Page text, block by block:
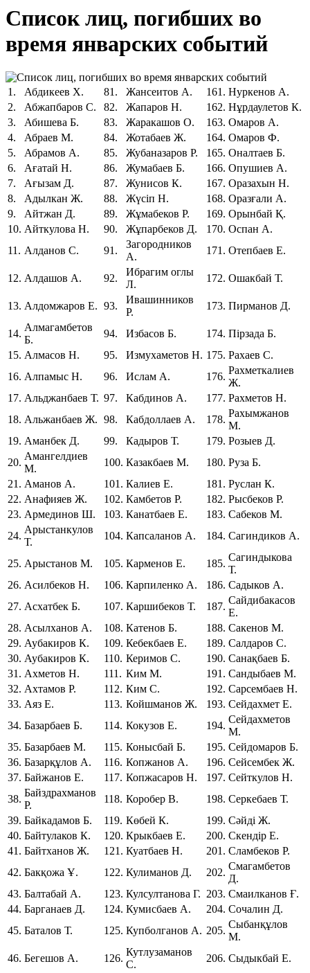
Список лиц, погибших во
время январских событий
1. Абдикеев Х. 81. Жансеитов А. 161. Нуркенов А.
2.
Абжапбаров С. 82. Жапаров Н. 162. Нұрдаулетов К.
3.
Абишева Б. 83. Жаракашов О. 163. Омаров А.
4.
Абраев М. 84. Жотабаев Ж. 164. Омаров Ф.
5.
Абрамов А. 85. Жубаназаров Р. 165. Оналтаев Б.
6.
Ағатай Н. 86. Жумабаев Б. 166. Опушиев А.
7.
Ағызам Д. 87. Жунисов К. 167. Оразахын Н.
8.
Адылкан Ж. 88. Жүсіп Н. 168. Оразғали А.
9.
Айтжан Д. 89. Жұмабеков Р. 169. Орынбай Қ.
10. Айткулова Н. 90. Жұпарбеков Д. 170. Оспан А.
11. Алданов С. 91.
Загородников
А.
171. Отепбаев Е.
12. Алдашов А. 92.
Ибрагим оглы
Л.
172. Ошакбай Т.
13. Алдомжаров Е. 93.
Ивашинников
Р.
173. Пирманов Д.
14.
Алмагамбетов
Б.
94. Избасов Б. 174. Пірзада Б.
15. Алмасов Н. 95. Измухаметов Н. 175. Рахаев С.
16. Алпамыс Н. 96. Ислам А. 176.
Рахметкалиев
Ж.
17. Альджанбаев Т. 97. Кабдинов А. 177. Рахметов Н.
18. Альжанбаев Ж. 98. Кабдоллаев А. 178.
Рахымжанов
М.
19. Аманбек Д. 99. Кадыров Т. 179. Розыев Д.
20.
Амангелдиев
М.
100. Казакбаев М. 180. Руза Б.
21. Аманов А. 101. Калиев Е. 181. Руслан К.
22. Анафияев Ж. 102. Камбетов Р. 182. Рысбеков Р.
23. Армединов Ш. 103. Канатбаев Е. 183. Сабеков М.
24.
Арыстанкулов
Т.
104. Капсаланов А. 184. Сагиндиков А.
25. Арыстанов М. 105. Карменов Е. 185.
Сагиндыкова
Т.
26. Асилбеков Н. 106. Карпиленко А. 186. Садыков А.
27. Асхатбек Б. 107. Каршибеков Т. 187.
Сайдибакасов
Е.
28. Асылханов А. 108. Катенов Б. 188. Сакенов М.
29. Аубакиров К. 109. Кебекбаев Е. 189. Салдаров С.
30. Аубакиров К. 110. Керимов С. 190. Санақбаев Б.
31. Ахметов Н. 111. Ким М. 191. Сандыбаев М.
32. Ахтамов Р. 112. Ким С. 192. Сарсембаев Н.
33. Аяз Е. 113. Койшманов Ж. 193. Сейдахмет Е.
34. Базарбаев Б. 114. Кокузов Е. 194.
Сейдахметов
М.
35. Базарбаев М. 115. Конысбай Б. 195. Сейдомаров Б.
36. Базарқұлов А. 116. Копжанов А. 196. Сейсембек Ж.
37. Байжанов Е. 117. Копжасаров Н. 197. Сейткулов Н.
38.
Байздрахманов
Р.
118. Коробер В. 198. Серкебаев Т.
39. Байкадамов Б. 119. Көбей К. 199. Сәйді Ж.
40. Байтулаков К. 120. Крыкбаев Е. 200. Скендір Е.
41. Байтханов Ж. 121. Куатбаев Н. 201. Сламбеков Р.
42. Бакқожа Ұ. 122. Кулиманов Д. 202.
Смагамбетов
Д.
43. Балтабай А. 123. Кулсултанова Г. 203. Смаилканов Ғ.
44. Барганаев Д. 124. Кумисбаев А. 204. Сочалин Д.
45. Баталов Т. 125. Купболганов А. 205.
Сыбанқұлов
М.
46. Бегешов А. 126.
Кутлузаманов
С.
206. Сыдыкбай Е.